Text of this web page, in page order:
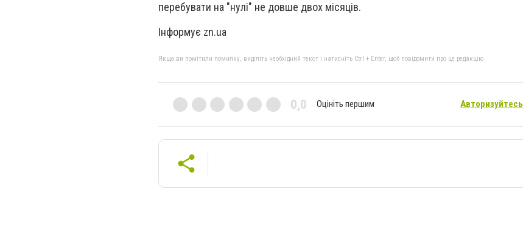
перебувати на "нулі" не довше двох місяців.
Інформує zn.ua
Якщо ви помітили помилку, виділіть необхідний текст і натисніть Ctrl + Enter, щоб повідомити про це редакцію
0,0 Оцініть першим Авторизуйтесь